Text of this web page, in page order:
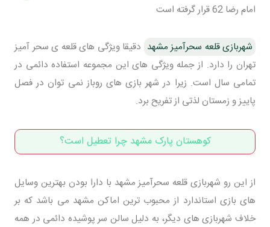
امام رضا 62 قرار گرفته است
شهربازی قلعه سحرآمیز مشهد دقیقا ویژگی های قلعه ی سحر آمیز
تهران را دارد. از جمله ویژگی های این مجموعه استفاده دائمی در
تمامی سال است. زیرا در شهر بازی های روباز نمی توان در فصل
پاییز و زمستان لذتی از تفریح برد.
کوهستان پارک مشهد چرا تعطیل است؟
از این رو شهربازی قلعه سحرآمیز مشهد با دارا بودن بهترین وسایل
های بازی استاندارد از محبوب ترین اماکن مشهد می باشد که بر
خلاف شهربازی های دیگر، به دلیل سالن سر پوشیده دائمی در همه